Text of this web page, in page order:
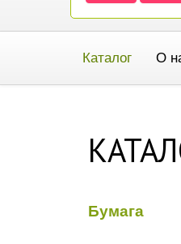
Каталог О
Бумага